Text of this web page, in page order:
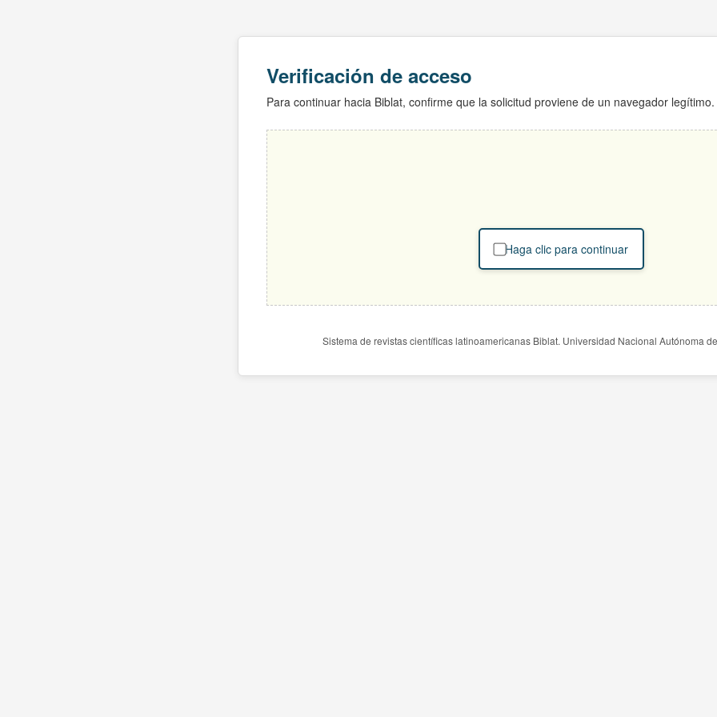
Verificación de acceso
Para continuar hacia Biblat, confirme que la solicitud proviene de un navegador legítimo.
Haga clic para continuar
Sistema de revistas científicas latinoamericanas Biblat. Universidad Nacional Autónoma